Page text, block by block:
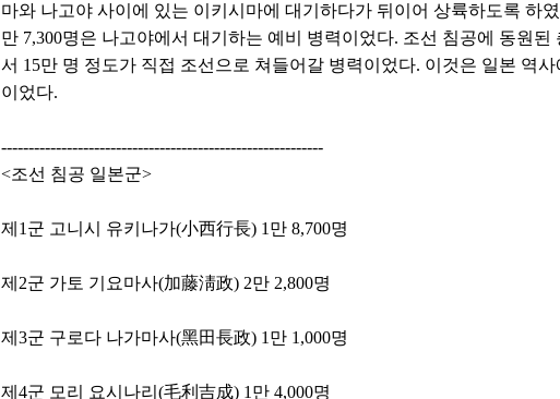
마와 나고야 사이에 있는 이키시마에 대기하다가 뒤이어 상륙하도록 하
만 7,300명은 나고야에서 대기하는 예비 병력이었다. 조선 침공에 동원된
서 15만 명 정도가 직접 조선으로 쳐들어갈 병력이었다. 이것은 일본 역
이었다.
-----------------------------------------------------------
<조선 침공 일본군>
제1군 고니시 유키나가(小西行長) 1만 8,700명
제2군 가토 기요마사(加藤淸政) 2만 2,800명
제3군 구로다 나가마사(黑田長政) 1만 1,000명
제4군 모리 요시나리(毛利吉成) 1만 4,000명